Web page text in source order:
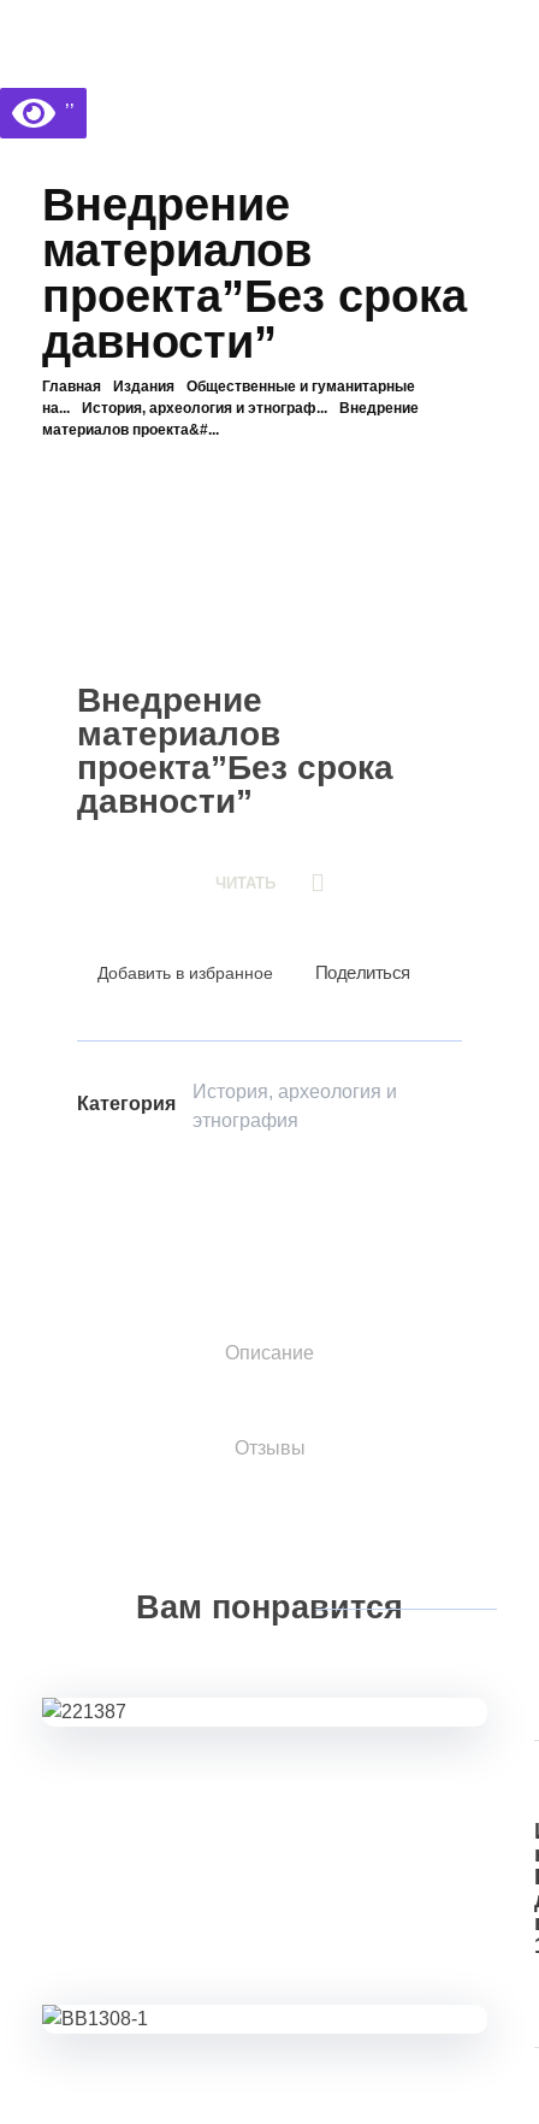
’’
Главная Издания
Общественные и гуманитарные
на...
История, археология и этнограф...
Внедрение
материалов проекта&#...
Внедрение
материалов
проекта”Без срока
давности”
Внедрение
материалов
проекта”Без срока
давности”
ЧИТАТЬ
Добавить в избранное Поделиться
Категория
История, археология и
этнография
Описание
Отзывы
Вам понравится